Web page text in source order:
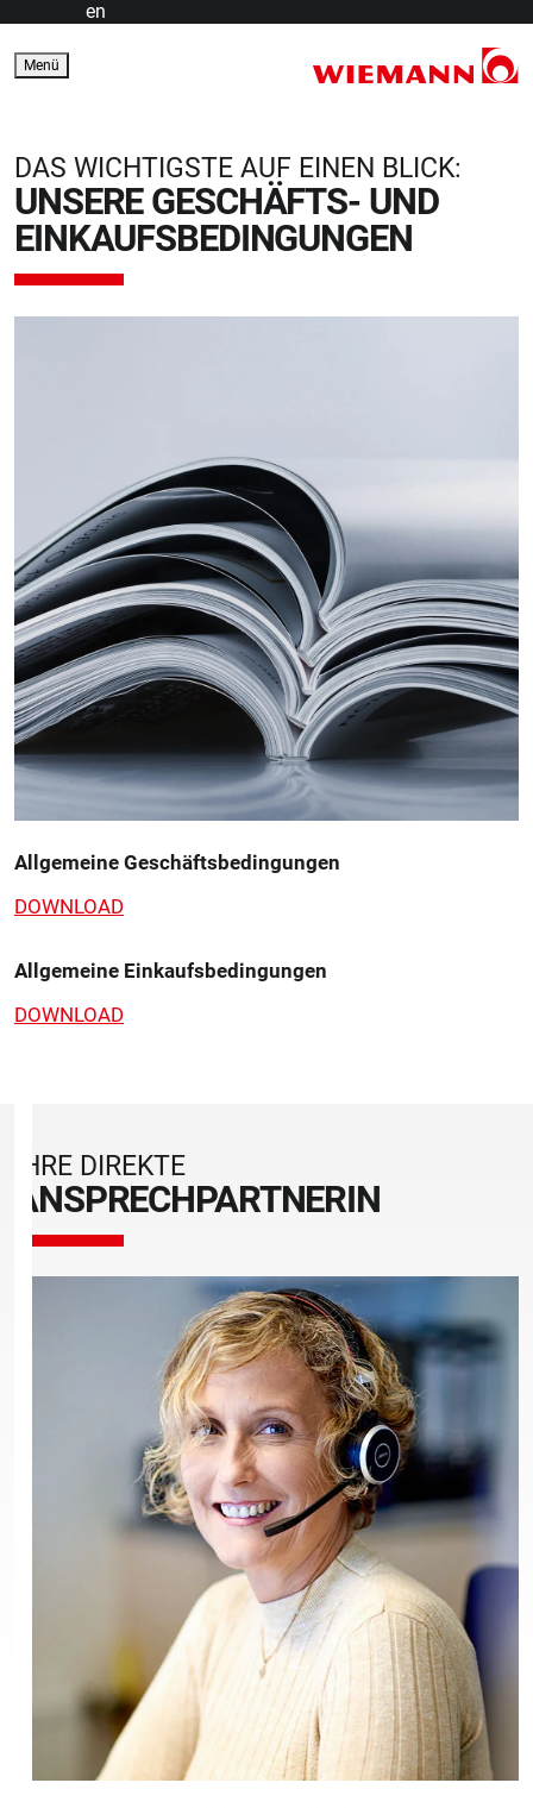
en
Menü
DAS WICHTIGSTE AUF EINEN BLICK:
UNSERE GESCHÄFTS- UND
EINKAUFSBEDINGUNGEN
Allgemeine Geschäftsbedingungen
DOWNLOAD
Allgemeine Einkaufsbedingungen
DOWNLOAD
IHRE DIREKTE
ANSPRECHPARTNERIN